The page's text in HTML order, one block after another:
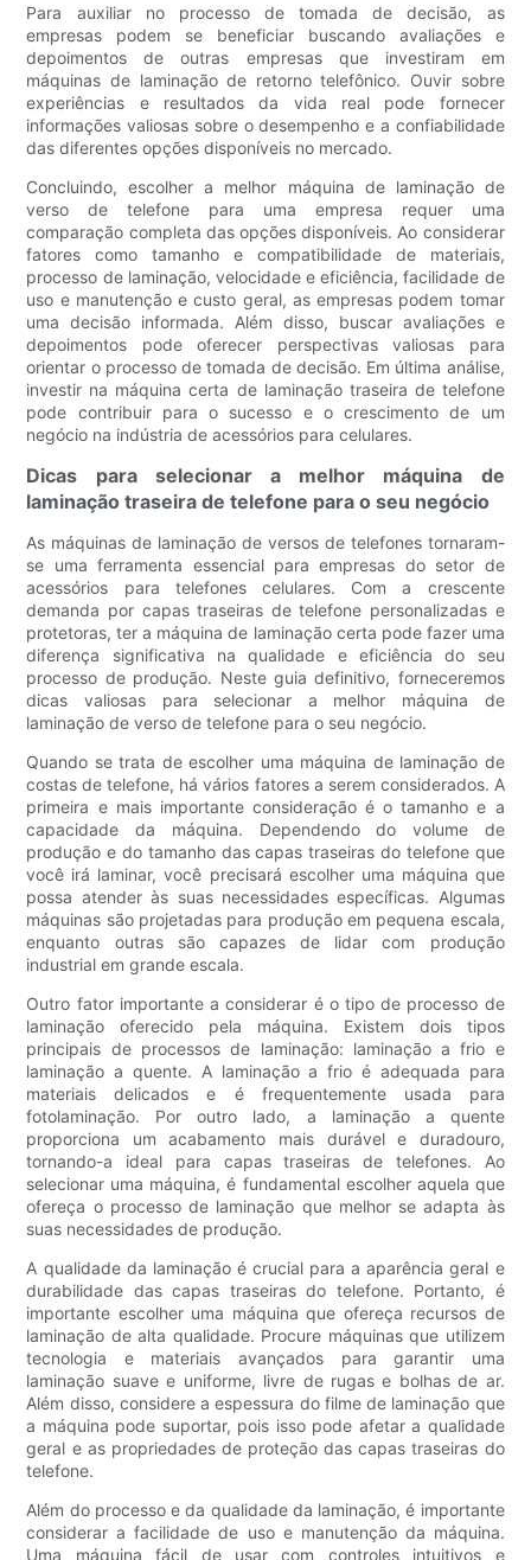
Para auxiliar no processo de tomada de decisão, as
empresas podem se beneficiar buscando avaliações e
depoimentos de outras empresas que investiram em
máquinas de laminação de retorno telefônico. Ouvir sobre
experiências e resultados da vida real pode fornecer
informações valiosas sobre o desempenho e a confiabilidade
das diferentes opções disponíveis no mercado.
Concluindo, escolher a melhor máquina de laminação de
verso de telefone para uma empresa requer uma
comparação completa das opções disponíveis. Ao considerar
fatores como tamanho e compatibilidade de materiais,
processo de laminação, velocidade e eficiência, facilidade de
uso e manutenção e custo geral, as empresas podem tomar
uma decisão informada. Além disso, buscar avaliações e
depoimentos pode oferecer perspectivas valiosas para
orientar o processo de tomada de decisão. Em última análise,
investir na máquina certa de laminação traseira de telefone
pode contribuir para o sucesso e o crescimento de um
negócio na indústria de acessórios para celulares.
Dicas para selecionar a melhor máquina de
laminação traseira de telefone para o seu negócio
As máquinas de laminação de versos de telefones tornaram-
se uma ferramenta essencial para empresas do setor de
acessórios para telefones celulares. Com a crescente
demanda por capas traseiras de telefone personalizadas e
protetoras, ter a máquina de laminação certa pode fazer uma
diferença significativa na qualidade e eficiência do seu
processo de produção. Neste guia definitivo, forneceremos
dicas valiosas para selecionar a melhor máquina de
laminação de verso de telefone para o seu negócio.
Quando se trata de escolher uma máquina de laminação de
costas de telefone, há vários fatores a serem considerados. A
primeira e mais importante consideração é o tamanho e a
capacidade da máquina. Dependendo do volume de
produção e do tamanho das capas traseiras do telefone que
você irá laminar, você precisará escolher uma máquina que
possa atender às suas necessidades específicas. Algumas
máquinas são projetadas para produção em pequena escala,
enquanto outras são capazes de lidar com produção
industrial em grande escala.
Outro fator importante a considerar é o tipo de processo de
laminação oferecido pela máquina. Existem dois tipos
principais de processos de laminação: laminação a frio e
laminação a quente. A laminação a frio é adequada para
materiais delicados e é frequentemente usada para
fotolaminação. Por outro lado, a laminação a quente
proporciona um acabamento mais durável e duradouro,
tornando-a ideal para capas traseiras de telefones. Ao
selecionar uma máquina, é fundamental escolher aquela que
ofereça o processo de laminação que melhor se adapta às
suas necessidades de produção.
A qualidade da laminação é crucial para a aparência geral e
durabilidade das capas traseiras do telefone. Portanto, é
importante escolher uma máquina que ofereça recursos de
laminação de alta qualidade. Procure máquinas que utilizem
tecnologia e materiais avançados para garantir uma
laminação suave e uniforme, livre de rugas e bolhas de ar.
Além disso, considere a espessura do filme de laminação que
a máquina pode suportar, pois isso pode afetar a qualidade
geral e as propriedades de proteção das capas traseiras do
telefone.
Além do processo e da qualidade da laminação, é importante
considerar a facilidade de uso e manutenção da máquina.
Uma máquina fácil de usar com controles intuitivos e